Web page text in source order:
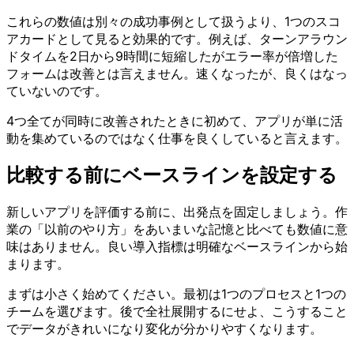
これらの数値は別々の成功事例として扱うより、1つのスコ
アカードとして見ると効果的です。例えば、ターンアラウン
ドタイムを2日から9時間に短縮したがエラー率が倍増した
フォームは改善とは言えません。速くなったが、良くはなっ
ていないのです。
4つ全てが同時に改善されたときに初めて、アプリが単に活
動を集めているのではなく仕事を良くしていると言えます。
比較する前にベースラインを設定する
新しいアプリを評価する前に、出発点を固定しましょう。作
業の「以前のやり方」をあいまいな記憶と比べても数値に意
味はありません。良い導入指標は明確なベースラインから始
まります。
まずは小さく始めてください。最初は1つのプロセスと1つの
チームを選びます。後で全社展開するにせよ、こうすること
でデータがきれいになり変化が分かりやすくなります。